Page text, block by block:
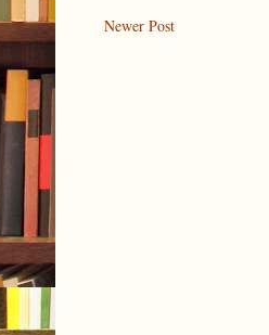
Newer Post